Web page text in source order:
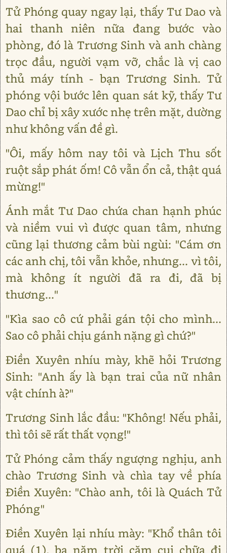
Tử Phóng quay ngay lại, thấy Tư Dao và
hai thanh niên nữa đang bước vào
phòng, đó là Trương Sinh và anh chàng
trọc đầu, người vạm vỡ, chắc là vị cao
thủ máy tính - bạn Trương Sinh. Tử
phóng vội bước lên quan sát kỹ, thấy Tư
Dao chỉ bị xây xước nhẹ trên mặt, dường
như không vấn đề gì.
"Ôi, mấy hôm nay tôi và Lịch Thu sốt
ruột sắp phát ốm! Cô vẫn ổn cả, thật quá
mừng!"
Ánh mắt Tư Dao chứa chan hạnh phúc
và niềm vui vì được quan tâm, nhưng
cũng lại thương cảm bùi ngùi: "Cám ơn
các anh chị, tôi vẫn khỏe, nhưng... vì tôi,
mà không ít người đã ra đi, đã bị
thương..."
"Kìa sao cô cứ phải gán tội cho mình...
Sao cô phải chịu gánh nặng gì chứ?"
Điền Xuyên nhíu mày, khẽ hỏi Trương
Sinh: "Anh ấy là bạn trai của nữ nhân
vật chính à?"
Trương Sinh lắc đầu: "Không! Nếu phải,
thì tôi sẽ rất thất vọng!"
Tử Phóng cảm thấy ngượng nghịu, anh
chào Trương Sinh và chìa tay về phía
Điền Xuyên: "Chào anh, tôi là Quách Tử
Phóng"
Điền Xuyên lại nhíu mày: "Khổ thân tôi
quá (1), ba năm trời cặm cụi chữa đi